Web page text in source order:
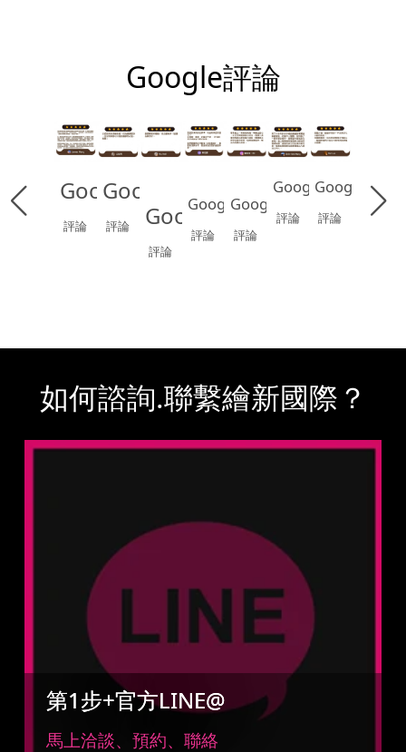
Google評論
Google
評論
Google
評論 Google
評論
Google
評論
Google
評論
Google
評論
Google
評論
如何諮詢.聯繫繪新國際？
第1步+官方LINE@
馬上洽談、預約、聯絡